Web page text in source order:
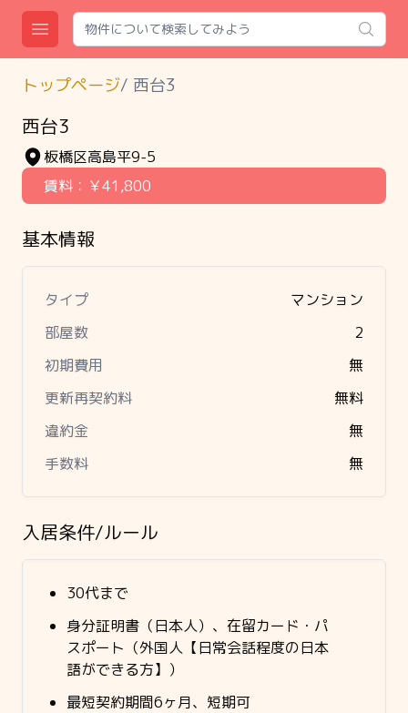
Search
Open main menu
トップページ/ 西台3
西台3
板橋区高島平9-5
賃料： ￥41,800
基本情報
タイプ
マンション
部屋数
2
初期費用
無
更新再契約料
無料
違約金
無
手数料
無
入居条件/ルール
30代まで
身分証明書（日本人）、在留カード・パ
スポート（外国人【日常会話程度の日本
語ができる方】）
最短契約期間6ヶ月、短期可